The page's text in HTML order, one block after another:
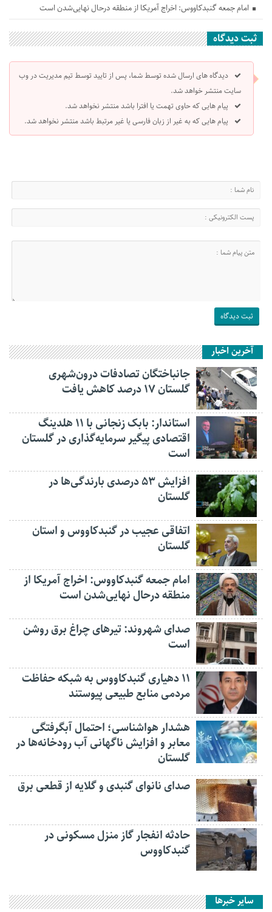
امام جمعه گنبدکاووس: اخراج آمریکا از منطقه درحال نهایی‌شدن است
ثبت دیدگاه
دیدگاه های ارسال شده توسط شما، پس از تایید توسط تیم مدیریت در وب
سایت منتشر خواهد شد.
پیام هایی که حاوی تهمت یا افترا باشد منتشر نخواهد شد.
پیام هایی که به غیر از زبان فارسی یا غیر مرتبط باشد منتشر نخواهد شد.
آخرین اخبار
جانباختگان تصادفات درون‌شهری
گلستان ۱۷ درصد کاهش یافت
استاندار: بابک زنجانی با ۱۱ هلدینگ
اقتصادی پیگیر سرمایه‌گذاری در گلستان
است
افزایش ۵۳ درصدی بارندگی‌ها در
گلستان
اتفاقی عجیب در‌ گنبدکاووس و استان
گلستان
امام جمعه گنبدکاووس: اخراج آمریکا از
منطقه درحال نهایی‌شدن است
صدای شهروند: تیرهای چراغ برق روشن
است
۱۱ دهیاری گنبدکاووس به شبکه حفاظت
مردمی منابع طبیعی پیوستند
هشدار هواشناسی؛ احتمال آبگرفتگی
معابر و افزایش ناگهانی آب رودخانه‌ها در
گلستان
صدای نانوای گنبدی و گلایه از قطعی برق
حادثه انفجار گاز منزل مسکونی در
گنبدکاووس
سایر خبرها